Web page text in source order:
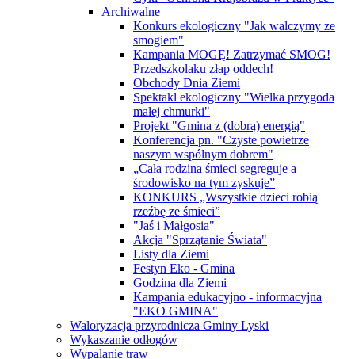
Archiwalne
Konkurs ekologiczny "Jak walczymy ze
smogiem"
Kampania MOGĘ! Zatrzymać SMOG!
Przedszkolaku złap oddech!
Obchody Dnia Ziemi
Spektakl ekologiczny "Wielka przygoda
małej chmurki"
Projekt "Gmina z (dobrą) energią"
Konferencja pn. "Czyste powietrze
naszym wspólnym dobrem"
„Cała rodzina śmieci segreguje a
środowisko na tym zyskuje”
KONKURS „Wszystkie dzieci robią
rzeźbę ze śmieci”
"Jaś i Małgosia"
Akcja "Sprzątanie Świata"
Listy dla Ziemi
Festyn Eko - Gmina
Godzina dla Ziemi
Kampania edukacyjno - informacyjna
"EKO GMINA"
Waloryzacja przyrodnicza Gminy Lyski
Wykaszanie odłogów
Wypalanie traw